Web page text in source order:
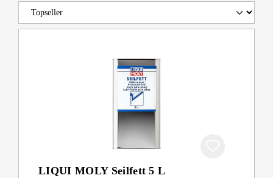
LIQUI MOLY Seilfett 5 L